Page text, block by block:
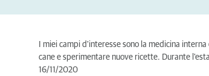
I miei campi d'interesse sono la medicina
cane e sperimentare nuove ricette. Durante
16/11/2020